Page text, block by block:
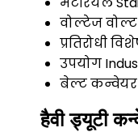
वोल्टेज
प्रतिरोधी
उपयोग
बेल्ट कन्वेयर
हैवी ड्यूटी